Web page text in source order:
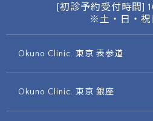
[初診予約受付時間]
※土・日・祝
Okuno Clinic. 東京 表参道
Okuno Clinic. 東京 銀座